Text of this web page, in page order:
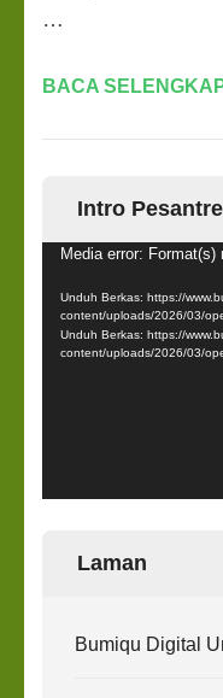
…
BACA
Intro
Pemutar
Media error:
Unduh Berkas: https://
content/uploads/2026/03/
Unduh Berkas: https://
content/uploads/2026/03/
Laman
Bumiqu Digital